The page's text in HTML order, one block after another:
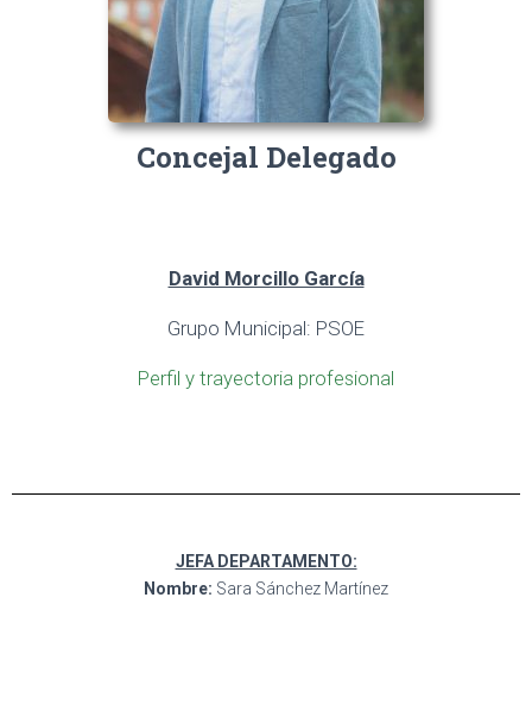
Concejal Delegado
David Morcillo García
Grupo Municipal: PSOE
Perfil y trayectoria profesional
JEFA DEPARTAMENTO:
Nombre: Sara Sánchez Martínez